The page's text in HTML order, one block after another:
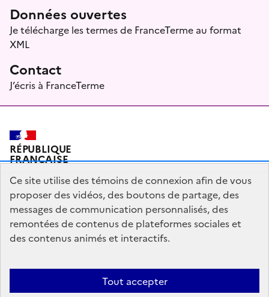
Données ouvertes
Je télécharge les termes de FranceTerme au format
XML
Contact
J’écris à FranceTerme
RÉPUBLIQUE
FRANÇAISE
Plan du site Mentions légales Qui sommes-nous ?
Partagez votre expérience pour améliorer les services
Accessibilité : partiellement conforme
Ce site utilise des témoins de connexion afin de vous
proposer des vidéos, des boutons de partage, des
messages de communication personnalisés, des
remontées de contenus de plateformes sociales et
des contenus animés et interactifs.
Tout accepter